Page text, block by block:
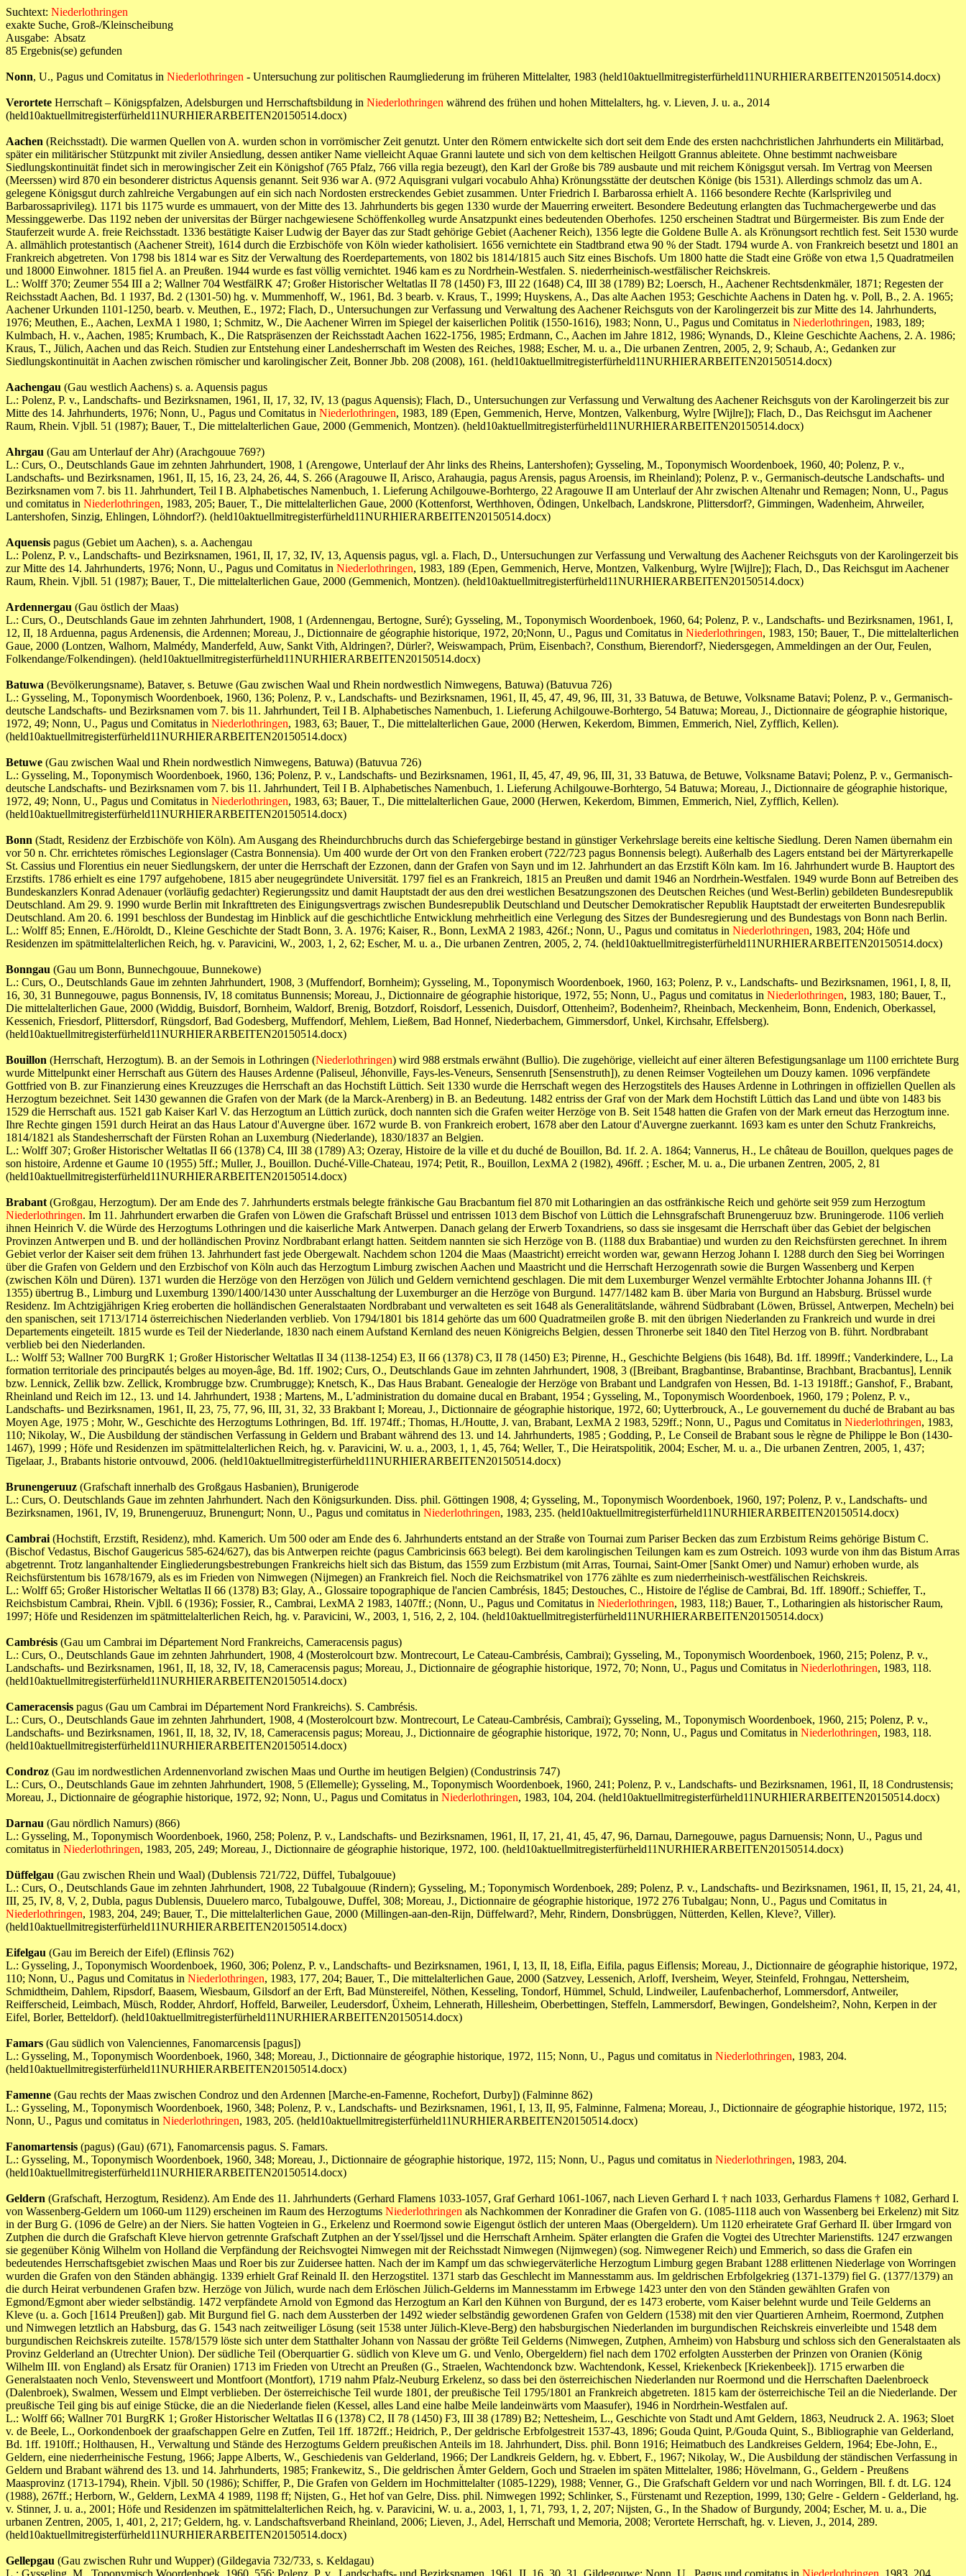
Suchtext: Niederlothringen
exakte Suche, Groß-/Kleinscheibung
Ausgabe: Absatz
85 Ergebnis(se) gefunden
Nonn, U., Pagus und Comitatus in Niederlothringen - Untersuchung zur politischen Raumgliederung im früheren Mittelalter, 1983 (held10aktuellmitregisterfürheld11NURHIERARBEITEN20150514.docx)
Verortete Herrschaft – Königspfalzen, Adelsburgen und Herrschaftsbildung in Niederlothringen während des frühen und hohen Mittelalters, hg. v. Lieven, J. u. a., 2014
(held10aktuellmitregisterfürheld11NURHIERARBEITEN20150514.docx)
Aachen (Reichsstadt). Die warmen Quellen von A. wurden schon in vorrömischer Zeit genutzt. Unter den Römern entwickelte sich dort seit dem Ende des ersten nachchristlichen Jahrhunderts ein Militärbad,
später ein militärischer Stützpunkt mit ziviler Ansiedlung, dessen antiker Name vielleicht Aquae Granni lautete und sich von dem keltischen Heilgott Grannus ableitete. Ohne bestimmt nachweisbare
Siedlungskontinuität findet sich in merowingischer Zeit ein Königshof (765 Pfalz, 766 villa regia bezeugt), den Karl der Große bis 789 ausbaute und mit reichem Königsgut versah. Im Vertrag von Meersen
(Meerssen) wird 870 ein besonderer districtus Aquensis genannt. Seit 936 war A. (972 Aquisgrani vulgari vocabulo Ahha) Krönungsstätte der deutschen Könige (bis 1531). Allerdings schmolz das um A.
gelegene Königsgut durch zahlreiche Vergabungen auf ein sich nach Nordosten erstreckendes Gebiet zusammen. Unter Friedrich I. Barbarossa erhielt A. 1166 besondere Rechte (Karlsprivileg und
Barbarossaprivileg). 1171 bis 1175 wurde es ummauert, von der Mitte des 13. Jahrhunderts bis gegen 1330 wurde der Mauerring erweitert. Besondere Bedeutung erlangten das Tuchmachergewerbe und das
Messinggewerbe. Das 1192 neben der universitas der Bürger nachgewiesene Schöffenkolleg wurde Ansatzpunkt eines bedeutenden Oberhofes. 1250 erscheinen Stadtrat und Bürgermeister. Bis zum Ende der
Stauferzeit wurde A. freie Reichsstadt. 1336 bestätigte Kaiser Ludwig der Bayer das zur Stadt gehörige Gebiet (Aachener Reich), 1356 legte die Goldene Bulle A. als Krönungsort rechtlich fest. Seit 1530 wurde
A. allmählich protestantisch (Aachener Streit), 1614 durch die Erzbischöfe von Köln wieder katholisiert. 1656 vernichtete ein Stadtbrand etwa 90 % der Stadt. 1794 wurde A. von Frankreich besetzt und 1801 an
Frankreich abgetreten. Von 1798 bis 1814 war es Sitz der Verwaltung des Roerdepartements, von 1802 bis 1814/1815 auch Sitz eines Bischofs. Um 1800 hatte die Stadt eine Größe von etwa 1,5 Quadratmeilen
und 18000 Einwohner. 1815 fiel A. an Preußen. 1944 wurde es fast völlig vernichtet. 1946 kam es zu Nordrhein-Westfalen. S. niederrheinisch-westfälischer Reichskreis.
L.: Wolff 370; Zeumer 554 III a 2; Wallner 704 WestfälRK 47; Großer Historischer Weltatlas II 78 (1450) F3, III 22 (1648) C4, III 38 (1789) B2; Loersch, H., Aachener Rechtsdenkmäler, 1871; Regesten der
Reichsstadt Aachen, Bd. 1 1937, Bd. 2 (1301-50) hg. v. Mummenhoff, W., 1961, Bd. 3 bearb. v. Kraus, T., 1999; Huyskens, A., Das alte Aachen 1953; Geschichte Aachens in Daten hg. v. Poll, B., 2. A. 1965;
Aachener Urkunden 1101-1250, bearb. v. Meuthen, E., 1972; Flach, D., Untersuchungen zur Verfassung und Verwaltung des Aachener Reichsguts von der Karolingerzeit bis zur Mitte des 14. Jahrhunderts,
1976; Meuthen, E., Aachen, LexMA 1 1980, 1; Schmitz, W., Die Aachener Wirren im Spiegel der kaiserlichen Politik (1550-1616), 1983; Nonn, U., Pagus und Comitatus in Niederlothringen, 1983, 189;
Kulmbach, H. v., Aachen, 1985; Krumbach, K., Die Ratspräsenzen der Reichsstadt Aachen 1622-1756, 1985; Erdmann, C., Aachen im Jahre 1812, 1986; Wynands, D., Kleine Geschichte Aachens, 2. A. 1986;
Kraus, T., Jülich, Aachen und das Reich. Studien zur Entstehung einer Landesherrschaft im Westen des Reiches, 1988; Escher, M. u. a., Die urbanen Zentren, 2005, 2, 9; Schaub, A:, Gedanken zur
Siedlungskontinuität in Aachen zwischen römischer und karolingischer Zeit, Bonner Jbb. 208 (2008), 161. (held10aktuellmitregisterfürheld11NURHIERARBEITEN20150514.docx)
Aachengau (Gau westlich Aachens) s. a. Aquensis pagus
L.: Polenz, P. v., Landschafts- und Bezirksnamen, 1961, II, 17, 32, IV, 13 (pagus Aquensis); Flach, D., Untersuchungen zur Verfassung und Verwaltung des Aachener Reichsguts von der Karolingerzeit bis zur
Mitte des 14. Jahrhunderts, 1976; Nonn, U., Pagus und Comitatus in Niederlothringen, 1983, 189 (Epen, Gemmenich, Herve, Montzen, Valkenburg, Wylre [Wijlre]); Flach, D., Das Reichsgut im Aachener
Raum, Rhein. Vjbll. 51 (1987); Bauer, T., Die mittelalterlichen Gaue, 2000 (Gemmenich, Montzen). (held10aktuellmitregisterfürheld11NURHIERARBEITEN20150514.docx)
Ahrgau (Gau am Unterlauf der Ahr) (Arachgouue 769?)
L.: Curs, O., Deutschlands Gaue im zehnten Jahrhundert, 1908, 1 (Arengowe, Unterlauf der Ahr links des Rheins, Lantershofen); Gysseling, M., Toponymisch Woordenboek, 1960, 40; Polenz, P. v.,
Landschafts- und Bezirksnamen, 1961, II, 15, 16, 23, 24, 26, 44, S. 266 (Aragouwe II, Arisco, Arahaugia, pagus Arensis, pagus Aroensis, im Rheinland); Polenz, P. v., Germanisch-deutsche Landschafts- und
Bezirksnamen vom 7. bis 11. Jahrhundert, Teil I B. Alphabetisches Namenbuch, 1. Lieferung Achilgouwe-Borhtergo, 22 Aragouwe II am Unterlauf der Ahr zwischen Altenahr und Remagen; Nonn, U., Pagus
und comitatus in Niederlothringen, 1983, 205; Bauer, T., Die mittelalterlichen Gaue, 2000 (Kottenforst, Werthhoven, Ödingen, Unkelbach, Landskrone, Plittersdorf?, Gimmingen, Wadenheim, Ahrweiler,
Lantershofen, Sinzig, Ehlingen, Löhndorf?). (held10aktuellmitregisterfürheld11NURHIERARBEITEN20150514.docx)
Aquensis pagus (Gebiet um Aachen), s. a. Aachengau
L.: Polenz, P. v., Landschafts- und Bezirksnamen, 1961, II, 17, 32, IV, 13, Aquensis pagus, vgl. a. Flach, D., Untersuchungen zur Verfassung und Verwaltung des Aachener Reichsguts von der Karolingerzeit bis
zur Mitte des 14. Jahrhunderts, 1976; Nonn, U., Pagus und Comitatus in Niederlothringen, 1983, 189 (Epen, Gemmenich, Herve, Montzen, Valkenburg, Wylre [Wijlre]); Flach, D., Das Reichsgut im Aachener
Raum, Rhein. Vjbll. 51 (1987); Bauer, T., Die mittelalterlichen Gaue, 2000 (Gemmenich, Montzen). (held10aktuellmitregisterfürheld11NURHIERARBEITEN20150514.docx)
Ardennergau (Gau östlich der Maas)
L.: Curs, O., Deutschlands Gaue im zehnten Jahrhundert, 1908, 1 (Ardennengau, Bertogne, Suré); Gysseling, M., Toponymisch Woordenboek, 1960, 64; Polenz, P. v., Landschafts- und Bezirksnamen, 1961, I,
12, II, 18 Arduenna, pagus Ardenensis, die Ardennen; Moreau, J., Dictionnaire de géographie historique, 1972, 20;Nonn, U., Pagus und Comitatus in Niederlothringen, 1983, 150; Bauer, T., Die mittelalterlichen
Gaue, 2000 (Lontzen, Walhorn, Malmédy, Manderfeld, Auw, Sankt Vith, Aldringen?, Dürler?, Weiswampach, Prüm, Eisenbach?, Consthum, Bierendorf?, Niedersgegen, Ammeldingen an der Our, Feulen,
Folkendange/Folkendingen). (held10aktuellmitregisterfürheld11NURHIERARBEITEN20150514.docx)
Batuwa (Bevölkerungsname), Bataver, s. Betuwe (Gau zwischen Waal und Rhein nordwestlich Nimwegens, Batuwa) (Batuvua 726)
L.: Gysseling, M., Toponymisch Woordenboek, 1960, 136; Polenz, P. v., Landschafts- und Bezirksnamen, 1961, II, 45, 47, 49, 96, III, 31, 33 Batuwa, de Betuwe, Volksname Batavi; Polenz, P. v., Germanisch-
deutsche Landschafts- und Bezirksnamen vom 7. bis 11. Jahrhundert, Teil I B. Alphabetisches Namenbuch, 1. Lieferung Achilgouwe-Borhtergo, 54 Batuwa; Moreau, J., Dictionnaire de géographie historique,
1972, 49; Nonn, U., Pagus und Comitatus in Niederlothringen, 1983, 63; Bauer, T., Die mittelalterlichen Gaue, 2000 (Herwen, Kekerdom, Bimmen, Emmerich, Niel, Zyfflich, Kellen).
(held10aktuellmitregisterfürheld11NURHIERARBEITEN20150514.docx)
Betuwe (Gau zwischen Waal und Rhein nordwestlich Nimwegens, Batuwa) (Batuvua 726)
L.: Gysseling, M., Toponymisch Woordenboek, 1960, 136; Polenz, P. v., Landschafts- und Bezirksnamen, 1961, II, 45, 47, 49, 96, III, 31, 33 Batuwa, de Betuwe, Volksname Batavi; Polenz, P. v., Germanisch-
deutsche Landschafts- und Bezirksnamen vom 7. bis 11. Jahrhundert, Teil I B. Alphabetisches Namenbuch, 1. Lieferung Achilgouwe-Borhtergo, 54 Batuwa; Moreau, J., Dictionnaire de géographie historique,
1972, 49; Nonn, U., Pagus und Comitatus in Niederlothringen, 1983, 63; Bauer, T., Die mittelalterlichen Gaue, 2000 (Herwen, Kekerdom, Bimmen, Emmerich, Niel, Zyfflich, Kellen).
(held10aktuellmitregisterfürheld11NURHIERARBEITEN20150514.docx)
Bonn (Stadt, Residenz der Erzbischöfe von Köln). Am Ausgang des Rheindurchbruchs durch das Schiefergebirge bestand in günstiger Verkehrslage bereits eine keltische Siedlung. Deren Namen übernahm ein
vor 50 n. Chr. errichtetes römisches Legionslager (Castra Bonnensia). Um 400 wurde der Ort von den Franken erobert (722/723 pagus Bonnensis belegt). Außerhalb des Lagers entstand bei der Märtyrerkapelle
St. Cassius und Florentius ein neuer Siedlungskern, der unter die Herrschaft der Ezzonen, dann der Grafen von Sayn und im 12. Jahrhundert an das Erzstift Köln kam. Im 16. Jahrhundert wurde B. Hauptort des
Erzstifts. 1786 erhielt es eine 1797 aufgehobene, 1815 aber neugegründete Universität. 1797 fiel es an Frankreich, 1815 an Preußen und damit 1946 an Nordrhein-Westfalen. 1949 wurde Bonn auf Betreiben des
Bundeskanzlers Konrad Adenauer (vorläufig gedachter) Regierungssitz und damit Hauptstadt der aus den drei westlichen Besatzungszonen des Deutschen Reiches (und West-Berlin) gebildeten Bundesrepublik
Deutschland. Am 29. 9. 1990 wurde Berlin mit Inkrafttreten des Einigungsvertrags zwischen Bundesrepublik Deutschland und Deutscher Demokratischer Republik Hauptstadt der erweiterten Bundesrepublik
Deutschland. Am 20. 6. 1991 beschloss der Bundestag im Hinblick auf die geschichtliche Entwicklung mehrheitlich eine Verlegung des Sitzes der Bundesregierung und des Bundestags von Bonn nach Berlin.
L.: Wolff 85; Ennen, E./Höroldt, D., Kleine Geschichte der Stadt Bonn, 3. A. 1976; Kaiser, R., Bonn, LexMA 2 1983, 426f.; Nonn, U., Pagus und comitatus in Niederlothringen, 1983, 204; Höfe und
Residenzen im spätmittelalterlichen Reich, hg. v. Paravicini, W., 2003, 1, 2, 62; Escher, M. u. a., Die urbanen Zentren, 2005, 2, 74. (held10aktuellmitregisterfürheld11NURHIERARBEITEN20150514.docx)
Bonngau (Gau um Bonn, Bunnechgouue, Bunnekowe)
L.: Curs, O., Deutschlands Gaue im zehnten Jahrhundert, 1908, 3 (Muffendorf, Bornheim); Gysseling, M., Toponymisch Woordenboek, 1960, 163; Polenz, P. v., Landschafts- und Bezirksnamen, 1961, I, 8, II,
16, 30, 31 Bunnegouwe, pagus Bonnensis, IV, 18 comitatus Bunnensis; Moreau, J., Dictionnaire de géographie historique, 1972, 55; Nonn, U., Pagus und comitatus in Niederlothringen, 1983, 180; Bauer, T.,
Die mittelalterlichen Gaue, 2000 (Widdig, Buisdorf, Bornheim, Waldorf, Brenig, Botzdorf, Roisdorf, Lessenich, Duisdorf, Ottenheim?, Bodenheim?, Rheinbach, Meckenheim, Bonn, Endenich, Oberkassel,
Kessenich, Friesdorf, Plittersdorf, Rüngsdorf, Bad Godesberg, Muffendorf, Mehlem, Ließem, Bad Honnef, Niederbachem, Gimmersdorf, Unkel, Kirchsahr, Effelsberg).
(held10aktuellmitregisterfürheld11NURHIERARBEITEN20150514.docx)
Bouillon (Herrschaft, Herzogtum). B. an der Semois in Lothringen (Niederlothringen) wird 988 erstmals erwähnt (Bullio). Die zugehörige, vielleicht auf einer älteren Befestigungsanlage um 1100 errichtete Burg
wurde Mittelpunkt einer Herrschaft aus Gütern des Hauses Ardenne (Paliseul, Jéhonville, Fays-les-Veneurs, Sensenruth [Sensenstruth]), zu denen Reimser Vogteilehen um Douzy kamen. 1096 verpfändete
Gottfried von B. zur Finanzierung eines Kreuzzuges die Herrschaft an das Hochstift Lüttich. Seit 1330 wurde die Herrschaft wegen des Herzogstitels des Hauses Ardenne in Lothringen in offiziellen Quellen als
Herzogtum bezeichnet. Seit 1430 gewannen die Grafen von der Mark (de la Marck-Arenberg) in B. an Bedeutung. 1482 entriss der Graf von der Mark dem Hochstift Lüttich das Land und übte von 1483 bis
1529 die Herrschaft aus. 1521 gab Kaiser Karl V. das Herzogtum an Lüttich zurück, doch nannten sich die Grafen weiter Herzöge von B. Seit 1548 hatten die Grafen von der Mark erneut das Herzogtum inne.
Ihre Rechte gingen 1591 durch Heirat an das Haus Latour d'Auvergne über. 1672 wurde B. von Frankreich erobert, 1678 aber den Latour d'Auvergne zuerkannt. 1693 kam es unter den Schutz Frankreichs,
1814/1821 als Standesherrschaft der Fürsten Rohan an Luxemburg (Niederlande), 1830/1837 an Belgien.
L.: Wolff 307; Großer Historischer Weltatlas II 66 (1378) C4, III 38 (1789) A3; Ozeray, Histoire de la ville et du duché de Bouillon, Bd. 1f. 2. A. 1864; Vannerus, H., Le château de Bouillon, quelques pages de
son histoire, Ardenne et Gaume 10 (1955) 5ff.; Muller, J., Bouillon. Duché-Ville-Chateau, 1974; Petit, R., Bouillon, LexMA 2 (1982), 496ff. ; Escher, M. u. a., Die urbanen Zentren, 2005, 2, 81
(held10aktuellmitregisterfürheld11NURHIERARBEITEN20150514.docx)
Brabant (Großgau, Herzogtum). Der am Ende des 7. Jahrhunderts erstmals belegte fränkische Gau Bracbantum fiel 870 mit Lotharingien an das ostfränkische Reich und gehörte seit 959 zum Herzogtum
Niederlothringen. Im 11. Jahrhundert erwarben die Grafen von Löwen die Grafschaft Brüssel und entrissen 1013 dem Bischof von Lüttich die Lehnsgrafschaft Brunengeruuz bzw. Bruningerode. 1106 verlieh
ihnen Heinrich V. die Würde des Herzogtums Lothringen und die kaiserliche Mark Antwerpen. Danach gelang der Erwerb Toxandriens, so dass sie insgesamt die Herrschaft über das Gebiet der belgischen
Provinzen Antwerpen und B. und der holländischen Provinz Nordbrabant erlangt hatten. Seitdem nannten sie sich Herzöge von B. (1188 dux Brabantiae) und wurden zu den Reichsfürsten gerechnet. In ihrem
Gebiet verlor der Kaiser seit dem frühen 13. Jahrhundert fast jede Obergewalt. Nachdem schon 1204 die Maas (Maastricht) erreicht worden war, gewann Herzog Johann I. 1288 durch den Sieg bei Worringen
über die Grafen von Geldern und den Erzbischof von Köln auch das Herzogtum Limburg zwischen Aachen und Maastricht und die Herrschaft Herzogenrath sowie die Burgen Wassenberg und Kerpen
(zwischen Köln und Düren). 1371 wurden die Herzöge von den Herzögen von Jülich und Geldern vernichtend geschlagen. Die mit dem Luxemburger Wenzel vermählte Erbtochter Johanna Johanns III. (†
1355) übertrug B., Limburg und Luxemburg 1390/1400/1430 unter Ausschaltung der Luxemburger an die Herzöge von Burgund. 1477/1482 kam B. über Maria von Burgund an Habsburg. Brüssel wurde
Residenz. Im Achtzigjährigen Krieg eroberten die holländischen Generalstaaten Nordbrabant und verwalteten es seit 1648 als Generalitätslande, während Südbrabant (Löwen, Brüssel, Antwerpen, Mecheln) bei
den spanischen, seit 1713/1714 österreichischen Niederlanden verblieb. Von 1794/1801 bis 1814 gehörte das um 600 Quadratmeilen große B. mit den übrigen Niederlanden zu Frankreich und wurde in drei
Departements eingeteilt. 1815 wurde es Teil der Niederlande, 1830 nach einem Aufstand Kernland des neuen Königreichs Belgien, dessen Thronerbe seit 1840 den Titel Herzog von B. führt. Nordbrabant
verblieb bei den Niederlanden.
L.: Wolff 53; Wallner 700 BurgRK 1; Großer Historischer Weltatlas II 34 (1138-1254) E3, II 66 (1378) C3, II 78 (1450) E3; Pirenne, H., Geschichte Belgiens (bis 1648), Bd. 1ff. 1899ff.; Vanderkindere, L., La
formation territoriale des principautés belges au moyen-âge, Bd. 1ff. 1902; Curs, O., Deutschlands Gaue im zehnten Jahrhundert, 1908, 3 ([Breibant, Bragbantinse, Brabantinse, Brachbant, Bracbantus], Lennik
bzw. Lennick, Zellik bzw. Zellick, Krombrugge bzw. Crumbrugge); Knetsch, K., Das Haus Brabant. Genealogie der Herzöge von Brabant und Landgrafen von Hessen, Bd. 1-13 1918ff.; Ganshof, F., Brabant,
Rheinland und Reich im 12., 13. und 14. Jahrhundert, 1938 ; Martens, M., L’administration du domaine ducal en Brabant, 1954 ; Gysseling, M., Toponymisch Woordenboek, 1960, 179 ; Polenz, P. v.,
Landschafts- und Bezirksnamen, 1961, II, 23, 75, 77, 96, III, 31, 32, 33 Brakbant I; Moreau, J., Dictionnaire de géographie historique, 1972, 60; Uytterbrouck, A., Le gouvernement du duché de Brabant au bas
Moyen Age, 1975 ; Mohr, W., Geschichte des Herzogtums Lothringen, Bd. 1ff. 1974ff.; Thomas, H./Houtte, J. van, Brabant, LexMA 2 1983, 529ff.; Nonn, U., Pagus und Comitatus in Niederlothringen, 1983,
110; Nikolay, W., Die Ausbildung der ständischen Verfassung in Geldern und Brabant während des 13. und 14. Jahrhunderts, 1985 ; Godding, P., Le Conseil de Brabant sous le règne de Philippe le Bon (1430-
1467), 1999 ; Höfe und Residenzen im spätmittelalterlichen Reich, hg. v. Paravicini, W. u. a., 2003, 1, 1, 45, 764; Weller, T., Die Heiratspolitik, 2004; Escher, M. u. a., Die urbanen Zentren, 2005, 1, 437;
Tigelaar, J., Brabants historie ontvouwd, 2006. (held10aktuellmitregisterfürheld11NURHIERARBEITEN20150514.docx)
Brunengeruuz (Grafschaft innerhalb des Großgaus Hasbanien), Brunigerode
L.: Curs, O. Deutschlands Gaue im zehnten Jahrhundert. Nach den Königsurkunden. Diss. phil. Göttingen 1908, 4; Gysseling, M., Toponymisch Woordenboek, 1960, 197; Polenz, P. v., Landschafts- und
Bezirksnamen, 1961, IV, 19, Brunengeruuz, Brunengurt; Nonn, U., Pagus und comitatus in Niederlothringen, 1983, 235. (held10aktuellmitregisterfürheld11NURHIERARBEITEN20150514.docx)
Cambrai (Hochstift, Erzstift, Residenz), mhd. Kamerich. Um 500 oder am Ende des 6. Jahrhunderts entstand an der Straße von Tournai zum Pariser Becken das zum Erzbistum Reims gehörige Bistum C.
(Bischof Vedastus, Bischof Gaugericus 585-624/627), das bis Antwerpen reichte (pagus Cambricinsis 663 belegt). Bei dem karolingischen Teilungen kam es zum Ostreich. 1093 wurde von ihm das Bistum Arras
abgetrennt. Trotz langanhaltender Eingliederungsbestrebungen Frankreichs hielt sich das Bistum, das 1559 zum Erzbistum (mit Arras, Tournai, Saint-Omer [Sankt Omer) und Namur) erhoben wurde, als
Reichsfürstentum bis 1678/1679, als es im Frieden von Nimwegen (Nijmegen) an Frankreich fiel. Noch die Reichsmatrikel von 1776 zählte es zum niederrheinisch-westfälischen Reichskreis.
L.: Wolff 65; Großer Historischer Weltatlas II 66 (1378) B3; Glay, A., Glossaire topographique de l'ancien Cambrésis, 1845; Destouches, C., Histoire de l'église de Cambrai, Bd. 1ff. 1890ff.; Schieffer, T.,
Reichsbistum Cambrai, Rhein. Vjbll. 6 (1936); Fossier, R., Cambrai, LexMA 2 1983, 1407ff.; (Nonn, U., Pagus und Comitatus in Niederlothringen, 1983, 118;) Bauer, T., Lotharingien als historischer Raum,
1997; Höfe und Residenzen im spätmittelalterlichen Reich, hg. v. Paravicini, W., 2003, 1, 516, 2, 2, 104. (held10aktuellmitregisterfürheld11NURHIERARBEITEN20150514.docx)
Cambrésis (Gau um Cambrai im Département Nord Frankreichs, Cameracensis pagus)
L.: Curs, O., Deutschlands Gaue im zehnten Jahrhundert, 1908, 4 (Mosterolcourt bzw. Montrecourt, Le Cateau-Cambrésis, Cambrai); Gysseling, M., Toponymisch Woordenboek, 1960, 215; Polenz, P. v.,
Landschafts- und Bezirksnamen, 1961, II, 18, 32, IV, 18, Cameracensis pagus; Moreau, J., Dictionnaire de géographie historique, 1972, 70; Nonn, U., Pagus und Comitatus in Niederlothringen, 1983, 118.
(held10aktuellmitregisterfürheld11NURHIERARBEITEN20150514.docx)
Cameracensis pagus (Gau um Cambrai im Département Nord Frankreichs). S. Cambrésis.
L.: Curs, O., Deutschlands Gaue im zehnten Jahrhundert, 1908, 4 (Mosterolcourt bzw. Montrecourt, Le Cateau-Cambrésis, Cambrai); Gysseling, M., Toponymisch Woordenboek, 1960, 215; Polenz, P. v.,
Landschafts- und Bezirksnamen, 1961, II, 18, 32, IV, 18, Cameracensis pagus; Moreau, J., Dictionnaire de géographie historique, 1972, 70; Nonn, U., Pagus und Comitatus in Niederlothringen, 1983, 118.
(held10aktuellmitregisterfürheld11NURHIERARBEITEN20150514.docx)
Condroz (Gau im nordwestlichen Ardennenvorland zwischen Maas und Ourthe im heutigen Belgien) (Condustrinsis 747)
L.: Curs, O., Deutschlands Gaue im zehnten Jahrhundert, 1908, 5 (Ellemelle); Gysseling, M., Toponymisch Woordenboek, 1960, 241; Polenz, P. v., Landschafts- und Bezirksnamen, 1961, II, 18 Condrustensis;
Moreau, J., Dictionnaire de géographie historique, 1972, 92; Nonn, U., Pagus und Comitatus in Niederlothringen, 1983, 104, 204. (held10aktuellmitregisterfürheld11NURHIERARBEITEN20150514.docx)
Darnau (Gau nördlich Namurs) (866)
L.: Gysseling, M., Toponymisch Woordenboek, 1960, 258; Polenz, P. v., Landschafts- und Bezirksnamen, 1961, II, 17, 21, 41, 45, 47, 96, Darnau, Darnegouwe, pagus Darnuensis; Nonn, U., Pagus und
comitatus in Niederlothringen, 1983, 205, 249; Moreau, J., Dictionnaire de géographie historique, 1972, 100. (held10aktuellmitregisterfürheld11NURHIERARBEITEN20150514.docx)
Düffelgau (Gau zwischen Rhein und Waal) (Dublensis 721/722, Düffel, Tubalgouue)
L.: Curs, O., Deutschlands Gaue im zehnten Jahrhundert, 1908, 22 Tubalgouue (Rindern); Gysseling, M.; Toponymisch Wordenboek, 289; Polenz, P. v., Landschafts- und Bezirksnamen, 1961, II, 15, 21, 24, 41,
III, 25, IV, 8, V, 2, Dubla, pagus Dublensis, Duuelero marco, Tubalgouwe, Duffel, 308; Moreau, J., Dictionnaire de géographie historique, 1972 276 Tubalgau; Nonn, U., Pagus und Comitatus in
Niederlothringen, 1983, 204, 249; Bauer, T., Die mittelalterlichen Gaue, 2000 (Millingen-aan-den-Rijn, Düffelward?, Mehr, Rindern, Donsbrüggen, Nütterden, Kellen, Kleve?, Viller).
(held10aktuellmitregisterfürheld11NURHIERARBEITEN20150514.docx)
Eifelgau (Gau im Bereich der Eifel) (Eflinsis 762)
L.: Gysseling, J., Toponymisch Woordenboek, 1960, 306; Polenz, P. v., Landschafts- und Bezirksnamen, 1961, I, 13, II, 18, Eifla, Eifila, pagus Eiflensis; Moreau, J., Dictionnaire de géographie historique, 1972,
110; Nonn, U., Pagus und Comitatus in Niederlothringen, 1983, 177, 204; Bauer, T., Die mittelalterlichen Gaue, 2000 (Satzvey, Lessenich, Arloff, Iversheim, Weyer, Steinfeld, Frohngau, Nettersheim,
Schmidtheim, Dahlem, Ripsdorf, Baasem, Wiesbaum, Gilsdorf an der Erft, Bad Münstereifel, Nöthen, Kesseling, Tondorf, Hümmel, Schuld, Lindweiler, Laufenbacherhof, Lommersdorf, Antweiler,
Reifferscheid, Leimbach, Müsch, Rodder, Ahrdorf, Hoffeld, Barweiler, Leudersdorf, Üxheim, Lehnerath, Hillesheim, Oberbettingen, Steffeln, Lammersdorf, Bewingen, Gondelsheim?, Nohn, Kerpen in der
Eifel, Borler, Betteldorf). (held10aktuellmitregisterfürheld11NURHIERARBEITEN20150514.docx)
Famars (Gau südlich von Valenciennes, Fanomarcensis [pagus])
L.: Gysseling, M., Toponymisch Woordenboek, 1960, 348; Moreau, J., Dictionnaire de géographie historique, 1972, 115; Nonn, U., Pagus und comitatus in Niederlothringen, 1983, 204.
(held10aktuellmitregisterfürheld11NURHIERARBEITEN20150514.docx)
Famenne (Gau rechts der Maas zwischen Condroz und den Ardennen [Marche-en-Famenne, Rochefort, Durby]) (Falminne 862)
L.: Gysseling, M., Toponymisch Woordenboek, 1960, 348; Polenz, P. v., Landschafts- und Bezirksnamen, 1961, I, 13, II, 95, Falminne, Falmena; Moreau, J., Dictionnaire de géographie historique, 1972, 115;
Nonn, U., Pagus und comitatus in Niederlothringen, 1983, 205. (held10aktuellmitregisterfürheld11NURHIERARBEITEN20150514.docx)
Fanomartensis (pagus) (Gau) (671), Fanomarcensis pagus. S. Famars.
L.: Gysseling, M., Toponymisch Woordenboek, 1960, 348; Moreau, J., Dictionnaire de géographie historique, 1972, 115; Nonn, U., Pagus und comitatus in Niederlothringen, 1983, 204.
(held10aktuellmitregisterfürheld11NURHIERARBEITEN20150514.docx)
Geldern (Grafschaft, Herzogtum, Residenz). Am Ende des 11. Jahrhunderts (Gerhard Flamens 1033-1057, Graf Gerhard 1061-1067, nach Lieven Gerhard I. † nach 1033, Gerhardus Flamens † 1082, Gerhard I.
von Wassenberg-Geldern um 1060-um 1129) erscheinen im Raum des Herzogtums Niederlothringen als Nachkommen der Konradiner die Grafen von G. (1085-1118 auch von Wassenberg bei Erkelenz) mit Sitz
in der Burg G. (1096 de Gelre) an der Niers. Sie hatten Vogteien in G., Erkelenz und Roermond sowie Eigengut östlich der unteren Maas (Obergeldern). Um 1120 erheiratete Graf Gerhard II. über Irmgard von
Zutphen die durch die Grafschaft Kleve hiervon getrennte Grafschaft Zutphen an der Yssel/Ijssel und die Herrschaft Arnheim. Später erlangten die Grafen die Vogtei des Utrechter Marienstifts. 1247 erzwangen
sie gegenüber König Wilhelm von Holland die Verpfändung der Reichsvogtei Nimwegen mit der Reichsstadt Nimwegen (Nijmwegen) (sog. Nimwegener Reich) und Emmerich, so dass die Grafen ein
bedeutendes Herrschaftsgebiet zwischen Maas und Roer bis zur Zuidersee hatten. Nach der im Kampf um das schwiegerväterliche Herzogtum Limburg gegen Brabant 1288 erlittenen Niederlage von Worringen
wurden die Grafen von den Ständen abhängig. 1339 erhielt Graf Reinald II. den Herzogstitel. 1371 starb das Geschlecht im Mannesstamm aus. Im geldrischen Erbfolgekrieg (1371-1379) fiel G. (1377/1379) an
die durch Heirat verbundenen Grafen bzw. Herzöge von Jülich, wurde nach dem Erlöschen Jülich-Gelderns im Mannesstamm im Erbwege 1423 unter den von den Ständen gewählten Grafen von
Egmond/Egmont aber wieder selbständig. 1472 verpfändete Arnold von Egmond das Herzogtum an Karl den Kühnen von Burgund, der es 1473 eroberte, vom Kaiser belehnt wurde und Teile Gelderns an
Kleve (u. a. Goch [1614 Preußen]) gab. Mit Burgund fiel G. nach dem Aussterben der 1492 wieder selbständig gewordenen Grafen von Geldern (1538) mit den vier Quartieren Arnheim, Roermond, Zutphen
und Nimwegen letztlich an Habsburg, das G. 1543 nach zeitweiliger Lösung (seit 1538 unter Jülich-Kleve-Berg) den habsburgischen Niederlanden im burgundischen Reichskreis einverleibte und 1548 dem
burgundischen Reichskreis zuteilte. 1578/1579 löste sich unter dem Statthalter Johann von Nassau der größte Teil Gelderns (Nimwegen, Zutphen, Arnheim) von Habsburg und schloss sich den Generalstaaten als
Provinz Gelderland an (Utrechter Union). Der südliche Teil (Oberquartier G. südlich von Kleve um G. und Venlo, Obergeldern) fiel nach dem 1702 erfolgten Aussterben der Prinzen von Oranien (König
Wilhelm III. von England) als Ersatz für Oranien) 1713 im Frieden von Utrecht an Preußen (G., Straelen, Wachtendonck bzw. Wachtendonk, Kessel, Kriekenbeck [Kriekenbeek]). 1715 erwarben die
Generalstaaten noch Venlo, Stevensweert und Montfoort (Montfort), 1719 nahm Pfalz-Neuburg Erkelenz, so dass bei den österreichischen Niederlanden nur Roermond und die Herrschaften Daelenbroeck
(Dalenbroek), Swalmen, Wessem und Elmpt verblieben. Der österreichische Teil wurde 1801, der preußische Teil 1795/1801 an Frankreich abgetreten. 1815 kam der österreichische Teil an die Niederlande. Der
preußische Teil ging bis auf einige Stücke, die an die Niederlande fielen (Kessel, alles Land eine halbe Meile landeinwärts vom Maasufer), 1946 in Nordrhein-Westfalen auf.
L.: Wolff 66; Wallner 701 BurgRK 1; Großer Historischer Weltatlas II 6 (1378) C2, II 78 (1450) F3, III 38 (1789) B2; Nettesheim, L., Geschichte von Stadt und Amt Geldern, 1863, Neudruck 2. A. 1963; Sloet
v. de Beele, L., Oorkondenboek der graafschappen Gelre en Zutfen, Teil 1ff. 1872ff.; Heidrich, P., Der geldrische Erbfolgestreit 1537-43, 1896; Gouda Quint, P./Gouda Quint, S., Bibliographie van Gelderland,
Bd. 1ff. 1910ff.; Holthausen, H., Verwaltung und Stände des Herzogtums Geldern preußischen Anteils im 18. Jahrhundert, Diss. phil. Bonn 1916; Heimatbuch des Landkreises Geldern, 1964; Ebe-John, E.,
Geldern, eine niederrheinische Festung, 1966; Jappe Alberts, W., Geschiedenis van Gelderland, 1966; Der Landkreis Geldern, hg. v. Ebbert, F., 1967; Nikolay, W., Die Ausbildung der ständischen Verfassung in
Geldern und Brabant während des 13. und 14. Jahrhunderts, 1985; Frankewitz, S., Die geldrischen Ämter Geldern, Goch und Straelen im späten Mittelalter, 1986; Hövelmann, G., Geldern - Preußens
Maasprovinz (1713-1794), Rhein. Vjbll. 50 (1986); Schiffer, P., Die Grafen von Geldern im Hochmittelalter (1085-1229), 1988; Venner, G., Die Grafschaft Geldern vor und nach Worringen, Bll. f. dt. LG. 124
(1988), 267ff.; Herborn, W., Geldern, LexMA 4 1989, 1198 ff; Nijsten, G., Het hof van Gelre, Diss. phil. Nimwegen 1992; Schlinker, S., Fürstenamt und Rezeption, 1999, 130; Gelre - Geldern - Gelderland, hg.
v. Stinner, J. u. a., 2001; Höfe und Residenzen im spätmittelalterlichen Reich, hg. v. Paravicini, W. u. a., 2003, 1, 1, 71, 793, 1, 2, 207; Nijsten, G., In the Shadow of Burgundy, 2004; Escher, M. u. a., Die
urbanen Zentren, 2005, 1, 401, 2, 217; Geldern, hg. v. Landschaftsverband Rheinland, 2006; Lieven, J., Adel, Herrschaft und Memoria, 2008; Verortete Herrschaft, hg. v. Lieven, J., 2014, 289.
(held10aktuellmitregisterfürheld11NURHIERARBEITEN20150514.docx)
Gellepgau (Gau zwischen Ruhr und Wupper) (Gildegavia 732/733, s. Keldagau)
L.: Gysseling, M., Toponymisch Woordenboek, 1960, 556; Polenz, P. v., Landschafts- und Bezirksnamen, 1961, II, 16, 30, 31, Gildegouwe; Nonn, U., Pagus und comitatus in Niederlothringen , 1983, 204.